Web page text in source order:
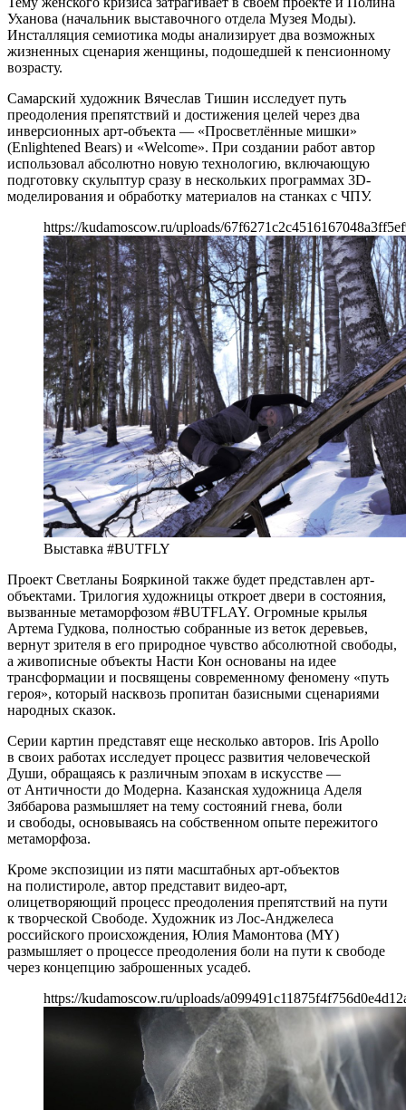
Уханова (начальник выставочного отдела Музея Моды).
Инсталляция семиотика моды анализирует два возможных
жизненных сценария женщины, подошедшей к пенсионному
возрасту.
Самарский художник Вячеслав Тишин исследует путь
преодоления препятствий и достижения целей через два
инверсионных арт-объекта — «Просветлённые мишки»
(Enlightened Bears) и «Welcome». При создании работ автор
использовал абсолютно новую технологию, включающую
подготовку скульптур сразу в нескольких программах 3D-
моделирования и обработку материалов на станках с ЧПУ.
https://kudamoscow.ru/uploads/
Выставка #BUTFLY
Проект Светланы Бояркиной также будет представлен арт-
объектами. Трилогия художницы откроет двери в состояния,
вызванные метаморфозом #BUTFLAY. Огромные крылья
Артема Гудкова, полностью собранные из веток деревьев,
вернут зрителя в его природное чувство абсолютной свободы,
а живописные объекты Насти Кон основаны на идее
трансформации и посвящены современному феномену «путь
героя», который насквозь пропитан базисными сценариями
народных сказок.
Серии картин представят еще несколько авторов. Iris Apollo
в своих работах исследует процесс развития человеческой
Души, обращаясь к различным эпохам в искусстве —
от Античности до Модерна. Казанская художница Аделя
Зяббарова размышляет на тему состояний гнева, боли
и свободы, основываясь на собственном опыте пережитого
метаморфоза.
Кроме экспозиции из пяти масштабных арт-объектов
на полистироле, автор представит видео-арт,
олицетворяющий процесс преодоления препятствий на пути
к творческой Свободе. Художник из Лос-Анджелеса
российского происхождения, Юлия Мамонтова (MY)
размышляет о процессе преодоления боли на пути к свободе
через концепцию заброшенных усадеб.
https://kudamoscow.ru/uploads/